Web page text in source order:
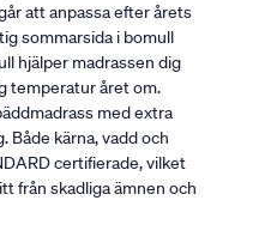
att anpassa efter årets
sommarsida i bomull
hjälper madrassen dig
temperatur året om.
med extra
Både kärna, vadd och
certifierade, vilket
från skadliga ämnen och